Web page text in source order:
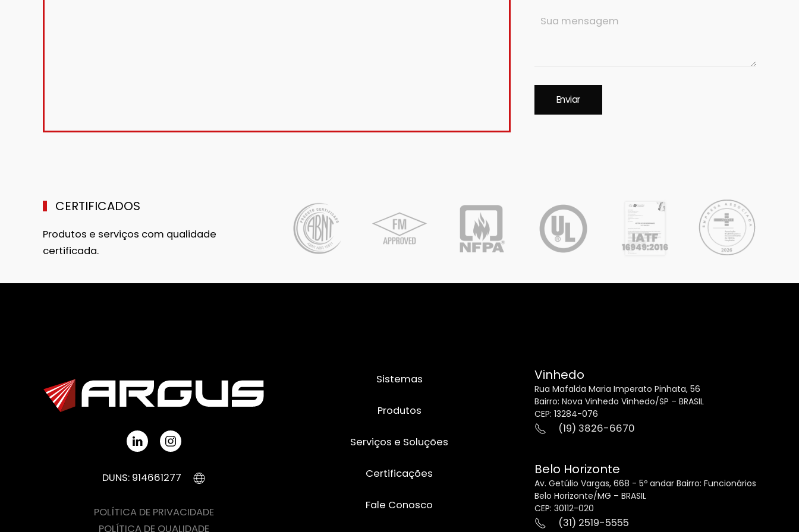
CERTIFICADOS
Produtos e serviços com qualidade
certificada.
DUNS: 914661277
POLÍTICA DE PRIVACIDADE
POLÍTICA DE QUALIDADE
Sistemas
Produtos
Serviços e Soluções
Certificações
Fale Conosco
Vinhedo
Rua Mafalda Maria Imperato Pinhata, 56
Bairro: Nova Vinhedo Vinhedo/SP – BRASIL
CEP: 13284-076
(19) 3826-6670
Belo Horizonte
Av. Getúlio Vargas, 668 - 5º andar Bairro: Funcionários
Belo Horizonte/MG – BRASIL
CEP: 30112-020
(31) 2519-5555